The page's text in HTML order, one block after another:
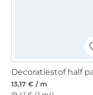
13,17 € / m